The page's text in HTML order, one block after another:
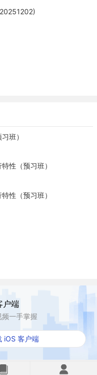
班）
性（预习班）
性（预习班）
户端
一手掌握
iOS 客户端